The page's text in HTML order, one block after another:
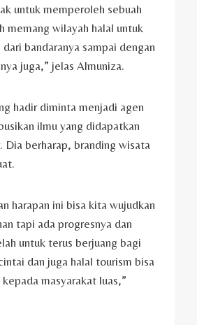
untuk memperoleh sebuah
memang wilayah halal untuk
bandaranya sampai dengan
juga,” jelas Almuniza.
hadir diminta menjadi agen
ilmu yang didapatkan
Dia berharap, branding wisata
harapan ini bisa kita wujudkan
tapi ada progresnya dan
untuk terus berjuang bagi
dan juga halal tourism bisa
masyarakat luas,”